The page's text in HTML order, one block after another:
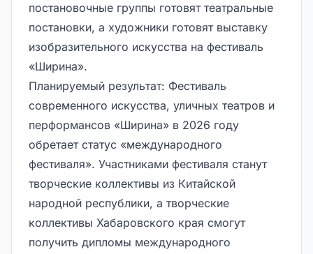
постановочные группы готовят театральные
постановки, а художники готовят выставку
изобразительного искусства на фестиваль
«Ширина».
Планируемый результат: Фестиваль
современного искусства, уличных театров и
перформансов «Ширина» в 2026 году
обретает статус «международного
фестиваля». Участниками фестиваля станут
творческие коллективы из Китайской
народной республики, а творческие
коллективы Хабаровского края смогут
получить дипломы международного